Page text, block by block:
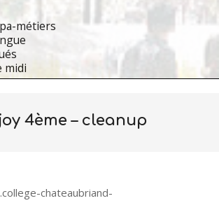
métiers
midi
4ème – cleanup
chateaubriand-